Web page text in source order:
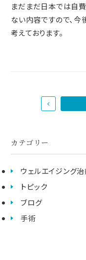
カテゴリー
ウェルエイジング
トピック
ブログ
手術
まだまだ日本では自
ない内容ですので、
考えております。